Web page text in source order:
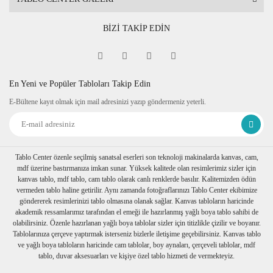
BİZİ TAKİP EDİN
En Yeni ve Popüler Tabloları Takip Edin
E-Bültene kayıt olmak için mail adresinizi yazıp göndermeniz yeterli.
Tablo Center özenle seçilmiş sanatsal eserleri son teknoloji makinalarda kanvas, cam,
mdf üzerine bastırmanıza imkan sunar. Yüksek kalitede olan resimlerimiz sizler için
kanvas tablo, mdf tablo, cam tablo olarak canlı renklerde basılır. Kalitemizden ödün
vermeden tablo haline getirilir. Aynı zamanda fotoğraflarınızı Tablo Center ekibimize
göndererek resimlerinizi tablo olmasına olanak sağlar. Kanvas tabloların haricinde
akademik ressamlarımız tarafından el emeği ile hazırlanmış yağlı boya tablo sahibi de
olabilirsiniz. Özenle hazırlanan yağlı boya tablolar sizler için titizlikle çizilir ve boyanır.
Tablolarınıza çerçeve yaptırmak isterseniz bizlerle iletişime geçebilirsiniz. Kanvas tablo
ve yağlı boya tabloların haricinde cam tablolar, boy aynaları, çerçeveli tablolar, mdf
tablo, duvar aksesuarları ve kişiye özel tablo hizmeti de vermekteyiz.